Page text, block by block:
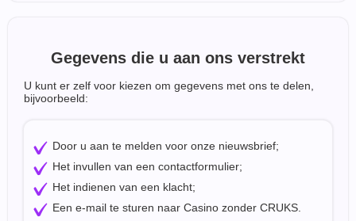
Gegevens die u aan ons verstrekt
U kunt er zelf voor kiezen om gegevens met ons te delen,
bijvoorbeeld:
Door u aan te melden voor onze nieuwsbrief;
Het invullen van een contactformulier;
Het indienen van een klacht;
Een e-mail te sturen naar Casino zonder CRUKS.